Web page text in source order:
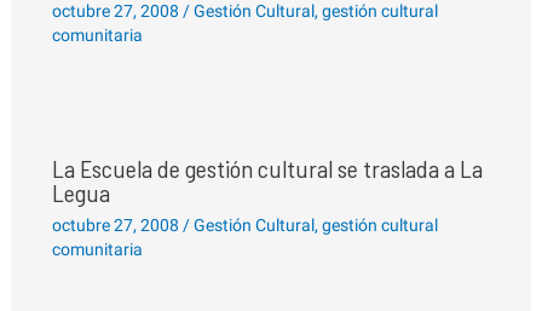
octubre 27, 2008 /Gestión Cultural,gestión cultural
comunitaria
La Escuela de gestión cultural se traslada a La
Legua
octubre 27, 2008 /Gestión Cultural,gestión cultural
comunitaria